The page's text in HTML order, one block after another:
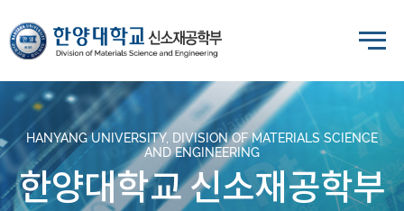
HANYANG UNIVERSITY, DIVISION OF MATERIALS SCIENCE
AND ENGINEERING
한양대학교 신소재공학부